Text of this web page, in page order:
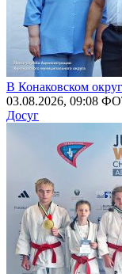
В Конаковском
03.08.2026, 09:08
Досуг